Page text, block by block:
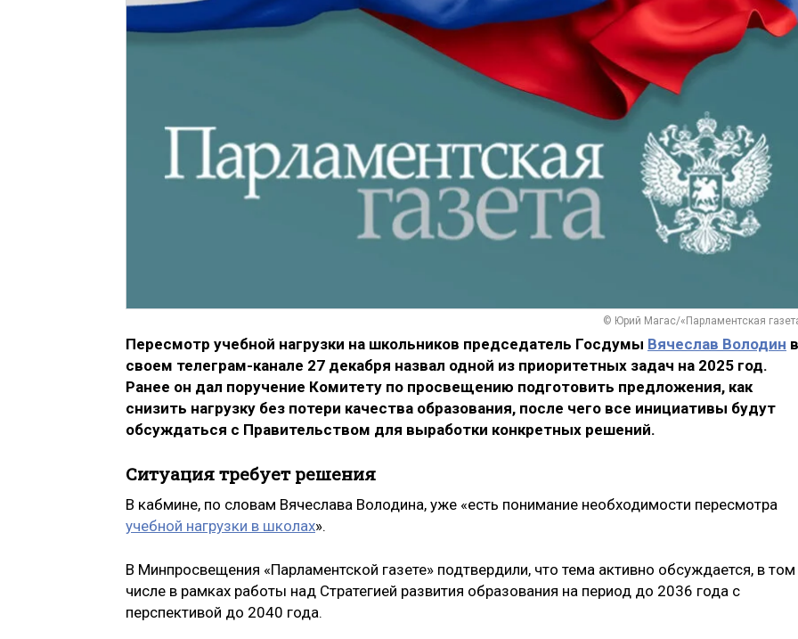
© Юрий Магас/«Парламентская
Пересмотр учебной нагрузки на школьников председатель Госдумы Вячеслав Володин в
своем телеграм-канале 27 декабря назвал одной из приоритетных задач на 2025 год.
Ранее он дал поручение Комитету по просвещению подготовить предложения, как
снизить нагрузку без потери качества образования, после чего все инициативы будут
обсуждаться с Правительством для выработки конкретных решений.
Ситуация требует решения
В кабмине, по словам Вячеслава Володина, уже «есть понимание необходимости пересмотра
учебной нагрузки в школах».
В Минпросвещения «Парламентской газете» подтвердили, что тема активно обсуждается, в том
числе в рамках работы над Стратегией развития образования на период до 2036 года с
перспективой до 2040 года.